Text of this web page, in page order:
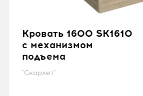
Кровать 1600 SK1610
с механизмом
подъема
"Скарлет"